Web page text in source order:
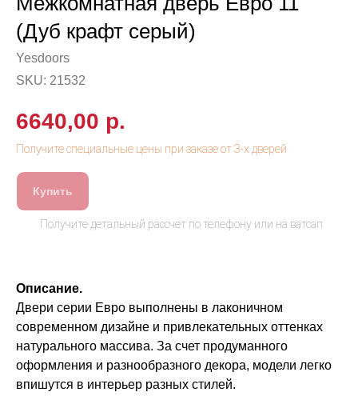
(Дуб крафт серый)
Yesdoors
SKU: 21532
6640,00 р.
Купить
Описание.
Двери серии Евро выполнены в лаконичном
современном дизайне и привлекательных оттенках
натурального массива. За счет продуманного
оформления и разнообразного декора, модели легко
впишутся в интерьер разных стилей.